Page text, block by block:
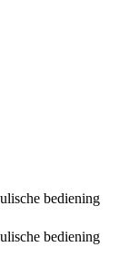
bediening
bediening